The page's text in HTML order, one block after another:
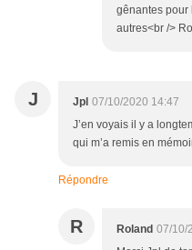
gênantes pour
autres<br />
J Jpl 07/10/2020 14:47
J’en voyais il y a
qui m’a remis en
Répondre
R Roland 07/10/